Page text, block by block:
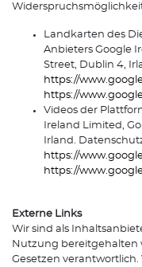
Landkarten des
Anbieters Google
Street, Dublin 4,
https://
https://
Videos der
Ireland Limited,
Irland.
https://
https://
Externe Links
Wir sind als
Nutzung bereitgehalten
Gesetzen